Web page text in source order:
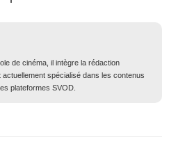
de cinéma, il intègre la rédaction
actuellement spécialisé dans les contenus
plateformes SVOD.